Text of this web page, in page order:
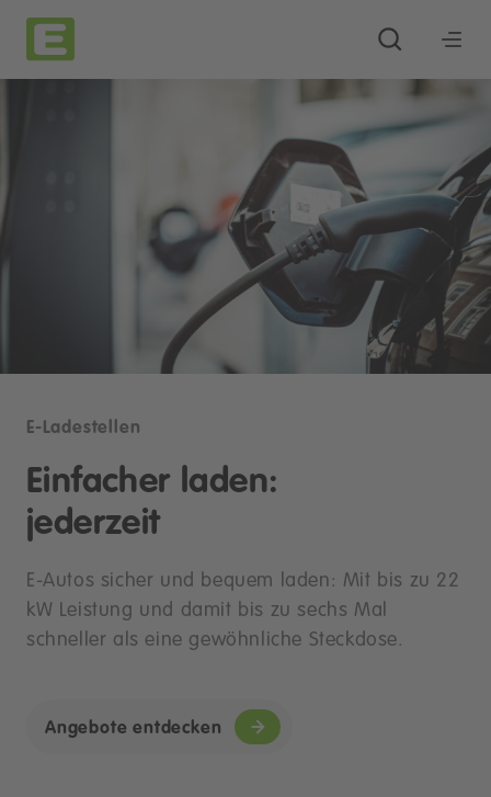
E-Ladestellen
Einfacher laden:
jederzeit
E-Autos sicher und bequem laden: Mit bis zu 22
kW Leistung und damit bis zu sechs Mal
schneller als eine gewöhnliche Steckdose.
Angebote entdecken